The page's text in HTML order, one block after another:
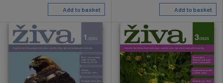
Add to basket Add to basket